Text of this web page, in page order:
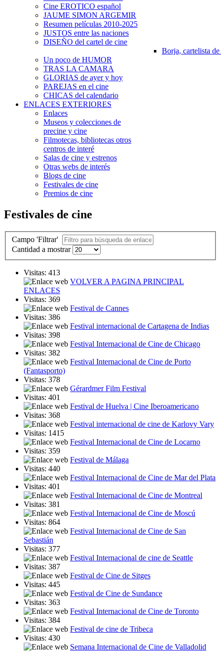
Cine EROTICO español
JAUME SIMON ARGEMIR
Resumen películas 2010-2025
JUSTOS entre las naciones
DISEÑO del cartel de cine
Borja, cartelista
Un poco de HUMOR
TRAS LA CAMARA
GLORIAS de ayer y hoy
PAREJAS en el cine
CHICAS del calendario
ENLACES EXTERIORES
Enlaces
Museos y colecciones de
precine y cine
Filmotecas, bibliotecas otros
centros de interé
Salas de cine y estrenos
Otras webs de interés
Blogs de cine
Festivales de cine
Premios de cine
Festivales de cine
Campo 'Filtrar'
Cantidad a mostrar
Visitas: 413
VOLVER A PAGINA PRINCIPAL
ENLACES
Visitas: 369
Festival de Cannes
Visitas: 386
Festival internacional de Cartagena de Indias
Visitas: 398
Festival Internacional de Cine de Chicago
Visitas: 382
Festival Internacional de Cine de Porto
(Fantasporto)
Visitas: 378
Gérardmer Film Festival
Visitas: 401
Festival de Huelva | Cine Iberoamericano
Visitas: 368
Festival internacional de cine de Karlovy Vary
Visitas: 1415
Festival Internacional de Cine de Locarno
Visitas: 359
Festival de Málaga
Visitas: 440
Festival Internacional de Cine de Mar del Plata
Visitas: 401
Festival Internacional de Cine de Montreal
Visitas: 381
Festival Internacional de Cine de Moscú
Visitas: 864
Festival Internacional de Cine de San
Sebastián
Visitas: 377
Festival Internacional de cine de Seattle
Visitas: 387
Festival de Cine de Sitges
Visitas: 445
Festival de Cine de Sundance
Visitas: 363
Festival Internacional de Cine de Toronto
Visitas: 384
Festival de cine de Tribeca
Visitas: 430
Semana Internacional de Cine de Valladolid